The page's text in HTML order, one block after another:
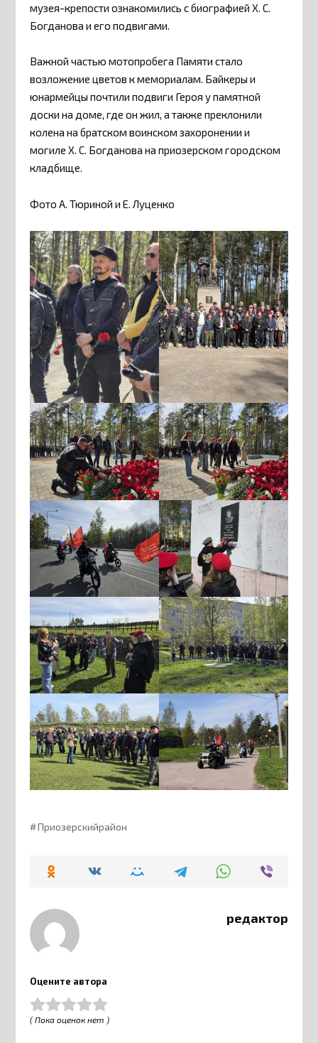
музея-крепости ознакомились с биографией Х. С.
Богданова и его подвигами.
Важной частью мотопробега Памяти стало
возложение цветов к мемориалам. Байкеры и
юнармейцы почтили подвиги Героя у памятной
доски на доме, где он жил, а также преклонили
колена на братском воинском захоронении и
могиле Х. С. Богданова на приозерском городском
кладбище.
Фото А. Тюриной и Е. Луценко
Приозерскийрайон
редактор
Оцените автора
( Пока оценок нет )